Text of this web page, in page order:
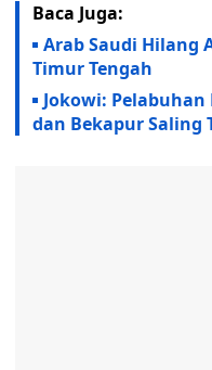
Baca Juga:
Arab Saudi Hilang
Timur Tengah
Jokowi:
dan Bekapur Saling